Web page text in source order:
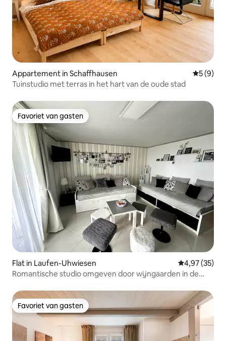
Appartement in Schaffhausen
5 (9)
Tuinstudio met terras in het hart van de oude stad
Favoriet van gasten
Favoriet van gasten
Flat in Laufen-Uhwiesen Gemiddelde
4,97 (35)
Romantische studio omgeven door wijngaarden in de
Favoriet van gasten
Favoriet van gasten